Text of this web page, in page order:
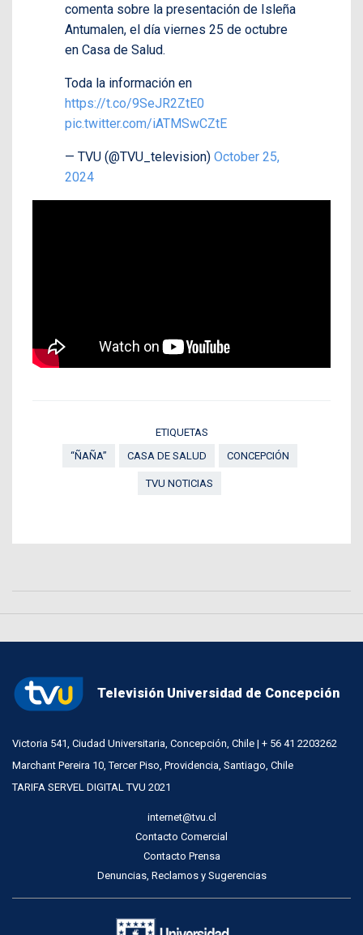
comenta sobre la presentación de Isleña
Antumalen, el día viernes 25 de octubre
en Casa de Salud.
Toda la información en
https://t.co/9SeJR2ZtE0
pic.twitter.com/iATMSwCZtE
— TVU (@TVU_television) October 25,
2024
ETIQUETAS
“ÑAÑA”
CASA DE SALUD CONCEPCIÓN
TVU NOTICIAS
Televisión Universidad de Concepción
Victoria 541, Ciudad Universitaria, Concepción, Chile | + 56 41 2203262
Marchant Pereira 10, Tercer Piso, Providencia, Santiago, Chile
TARIFA SERVEL DIGITAL TVU 2021
internet@tvu.cl
Contacto Comercial
Contacto Prensa
Denuncias, Reclamos y Sugerencias